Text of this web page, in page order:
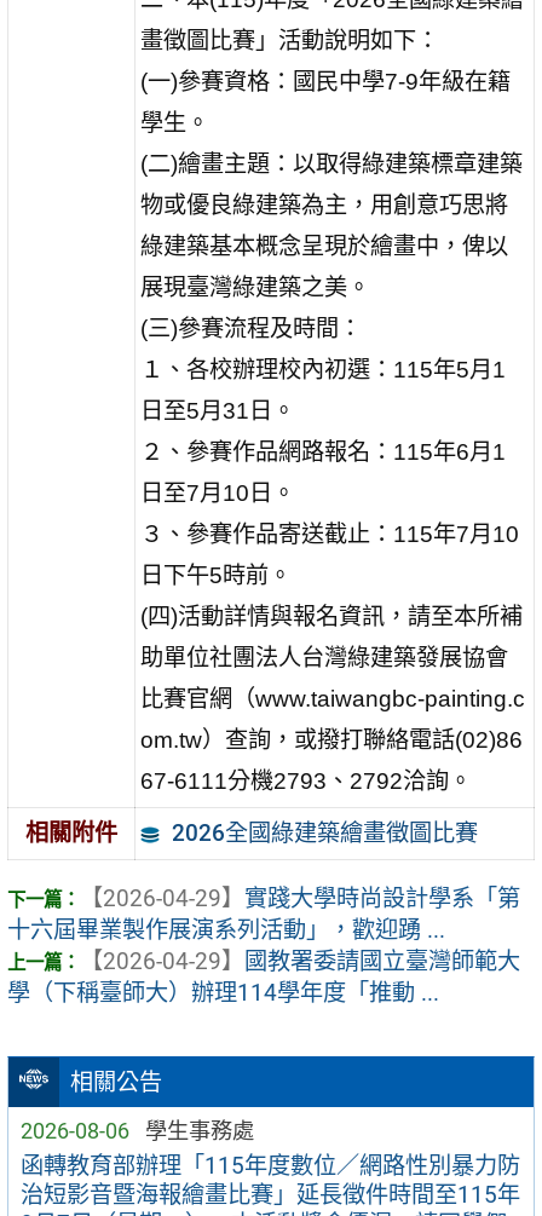
相關公告
2026-08-06 學生事務處
函轉教育部辦理「115年度數位／網路性別暴力防
治短影音暨海報繪畫比賽」延長徵件時間至115年
畫徵圖比賽」活動說明如下：
(一)參賽資格：國民中學7-9年級在籍
學生。
(二)繪畫主題：以取得綠建築標章建築
物或優良綠建築為主，用創意巧思將
綠建築基本概念呈現於繪畫中，俾以
展現臺灣綠建築之美。
(三)參賽流程及時間：
１、各校辦理校內初選：115年5月1
日至5月31日。
２、參賽作品網路報名：115年6月1
日至7月10日。
３、參賽作品寄送截止：115年7月10
日下午5時前。
(四)活動詳情與報名資訊，請至本所補
助單位社團法人台灣綠建築發展協會
比賽官網（www.taiwangbc-painting.c
om.tw）查詢，或撥打聯絡電話(02)86
67-6111分機2793、2792洽詢。
相關附件 2026全國綠建築繪畫徵圖比賽
【2026-04-29】 實踐大學時尚設計學系「第
十六屆畢業製作展演系列活動」，歡迎踴 ...
【2026-04-29】
國教署委請國立臺灣師範大
學（下稱臺師大）辦理114學年度「推動 ...